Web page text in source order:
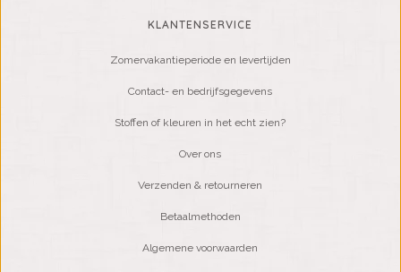
KLANTENSERVICE
Zomervakantieperiode en levertijden
Contact- en bedrijfsgegevens
Stoffen of kleuren in het echt zien?
Over ons
Verzenden & retourneren
Betaalmethoden
Algemene voorwaarden